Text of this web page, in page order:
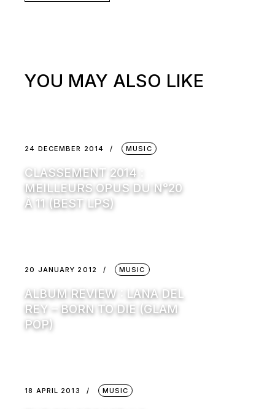
YOU MAY ALSO LIKE
24 DECEMBER 2014 MUSIC
CLASSEMENT 2014 :
MEILLEURS OPUS DU N°20
À 11 (BEST LPS)
20 JANUARY 2012 MUSIC
ALBUM REVIEW : LANA DEL
REY – BORN TO DIE (GLAM
POP)
18 APRIL 2013 MUSIC